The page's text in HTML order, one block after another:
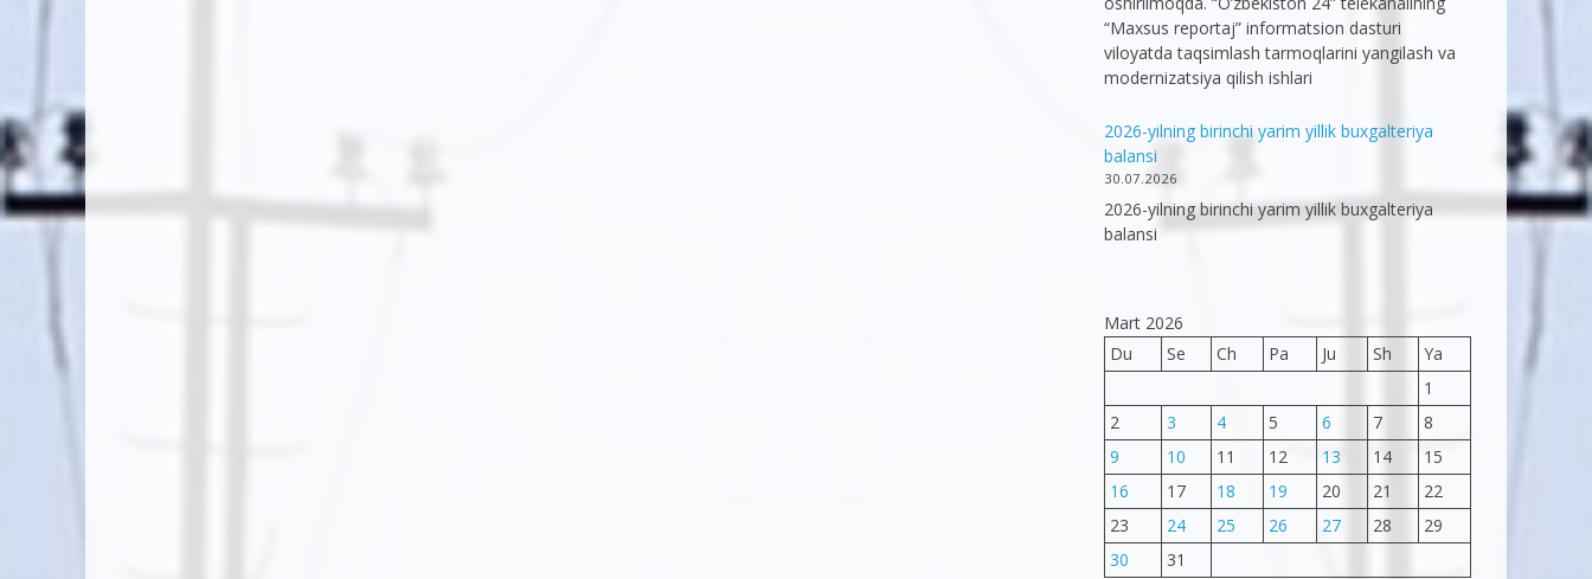
“Maxsus reportaj” informatsion dasturi
viloyatda taqsimlash tarmoqlarini yangilash va
modernizatsiya qilish ishlari
2026-yilning birinchi yarim yillik buxgalteriya
balansi
30.07.2026
2026-yilning birinchi yarim yillik buxgalteriya
balansi
Mart 2026
Du
Se Ch Pa Ju Sh
Ya
1
2
3 4 5 6 7
8
9
10 11 12 13 14
15
16
17 18 19 20 21
22
23
24 25 26 27 28
29
30
31